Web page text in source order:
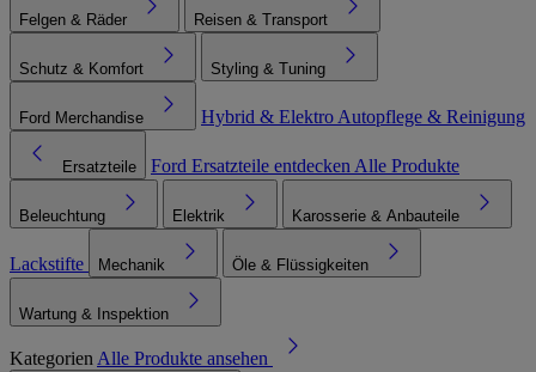
Felgen & Räder Reisen & Transport
Schutz & Komfort Styling & Tuning
Ford Merchandise Hybrid & Elektro Autopflege & Reinigung
Ersatzteile Ford Ersatzteile entdecken Alle Produkte
Beleuchtung Elektrik Karosserie & Anbauteile
Lackstifte Mechanik Öle & Flüssigkeiten
Wartung & Inspektion
Kategorien Alle Produkte ansehen